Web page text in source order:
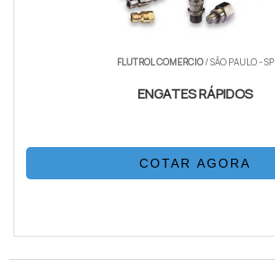
FLUTROL COMERCIO/ SÃO PAULO - SP
ENGATES RÁPIDOS
COTAR AGORA